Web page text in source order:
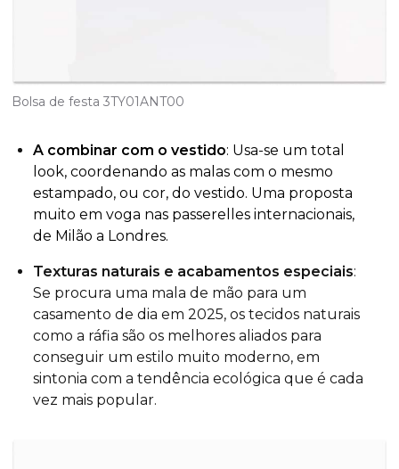
Bolsa de festa 3TY01ANT00
A combinar com o vestido: Usa-se umtotal
look, coordenando as malas com o mesmo
estampado, ou cor, do vestido. Uma proposta
muito em voga nas passerelles internacionais,
de Milão a Londres.
Texturas naturais e acabamentos especiais:
Se procura uma mala de mão para um
casamento de dia em 2025, os tecidos naturais
como a ráfia são os melhores aliados para
conseguir um estilo muito moderno, em
sintonia com a tendência ecológica que é cada
vez mais popular.